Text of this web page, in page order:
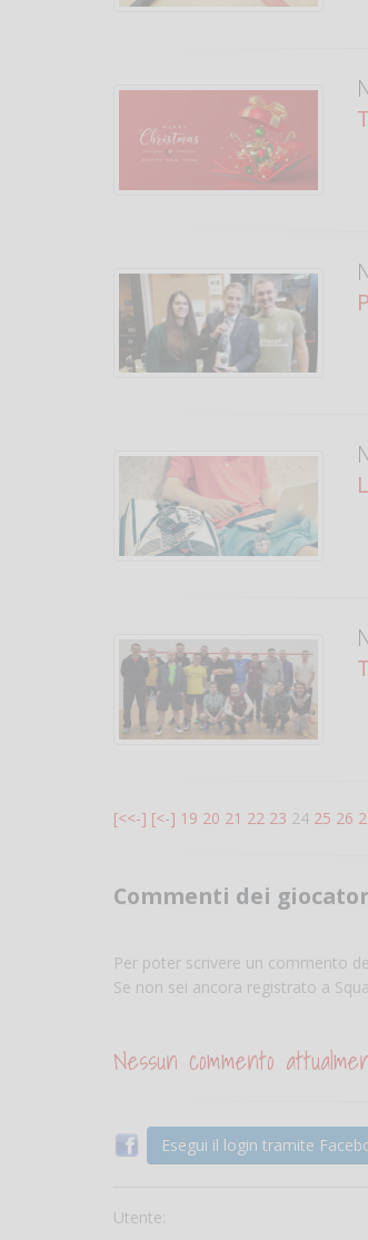
[<<-] [<-] 19 20 21 22 23 24 25 26
Commenti dei
Per poter scrivere un commento
Se non sei ancora registrato a
Nessun commento
Esegui il login tramite
Utente: